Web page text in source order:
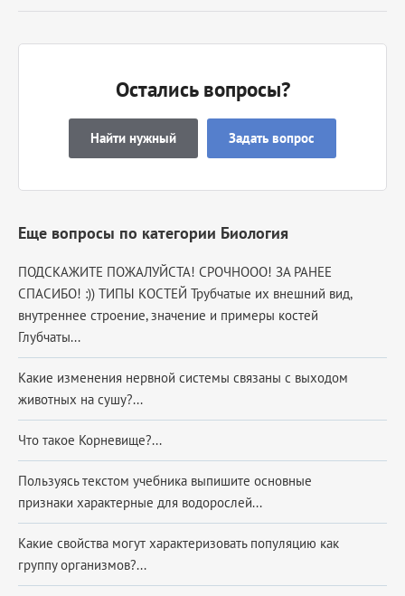
Остались вопросы?
Найти нужный Задать вопрос
Еще вопросы по категории Биология
ПОДСКАЖИТЕ ПОЖАЛУЙСТА! СРОЧНООО! ЗА РАНЕЕ
СПАСИБО! :)) ТИПЫ КОСТЕЙ Трубчатые их внешний вид,
внутреннее строение, значение и примеры костей
Глубчаты...
Какие изменения нервной системы связаны с выходом
животных на сушу?...
Что такое Корневище?...
Пользуясь текстом учебника выпишите основные
признаки характерные для водорослей...
Какие свойства могут характеризовать популяцию как
группу организмов?...